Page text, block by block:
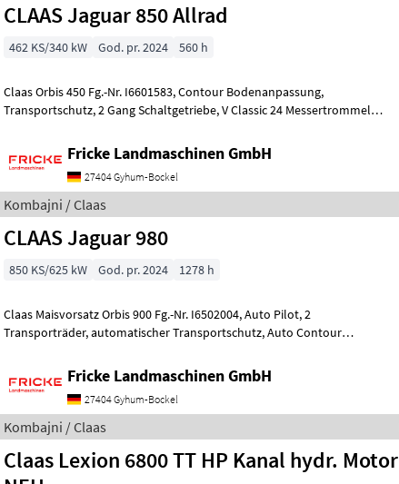
CLAAS Jaguar 850 Allrad
462 KS/340 kW God. pr. 2024 560 h
Claas Orbis 450 Fg.-Nr. I6601583, Contour Bodenanpassung,
Transportschutz, 2 Gang Schaltgetriebe, V Classic 24 Messertrommel,
Fricke Landmaschinen GmbH
27404 Gyhum-Bockel
Kombajni / Claas
CLAAS Jaguar 980
850 KS/625 kW God. pr. 2024 1278 h
Claas Maisvorsatz Orbis 900 Fg.-Nr. I6502004, Auto Pilot, 2
Transporträder, automatischer Transportschutz, Auto Contour
Fricke Landmaschinen GmbH
27404 Gyhum-Bockel
Kombajni / Claas
Claas Lexion 6800 TT HP Kanal hydr. Motor